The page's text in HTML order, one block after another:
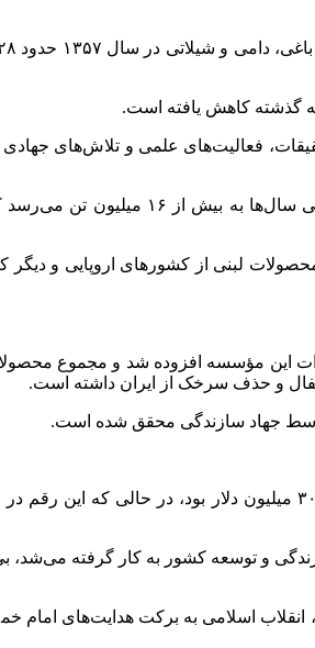
گذشته کاهش یافته است.
رسیده است که حاصل ارتقای بهره‌وری، تحقیقات، فعالیت‌های علمی
است. این در حالی است که واردات محصولات لبنی از کشورهای
جهاد سازندگی محقق شده است.
و توسعه کشور به کار گرفته می‌شد،
اعمال شده است. با این وجود، انقلاب اسلامی به برکت